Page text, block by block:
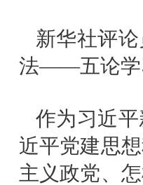
新华社评
法——五论学
作为习近
近平党建思
主义政党、